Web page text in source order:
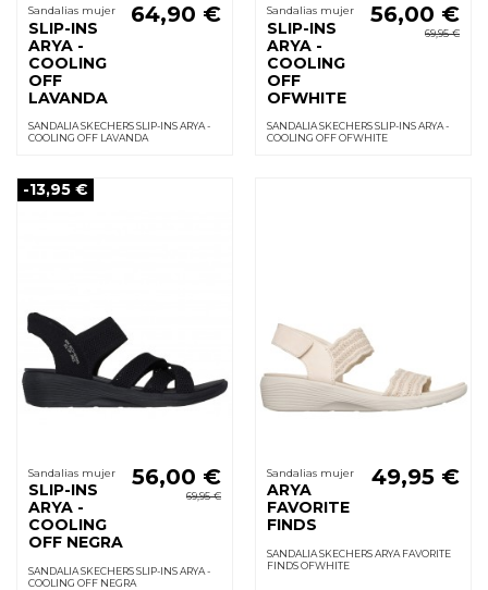
Sandalias mujer
SLIP-INS
ARYA -
COOLING
OFF
LAVANDA
64,90 €
SANDALIA SKECHERS SLIP-INS ARYA -
COOLING OFF LAVANDA
Sandalias mujer
SLIP-INS
ARYA -
COOLING
OFF
OFWHITE
56,00 €
69,95 €
SANDALIA SKECHERS SLIP-INS ARYA -
COOLING OFF OFWHITE
-13,95 €
Sandalias mujer
SLIP-INS
ARYA -
COOLING
OFF NEGRA
56,00 €
69,95 €
SANDALIA SKECHERS SLIP-INS ARYA -
COOLING OFF NEGRA
Sandalias mujer
ARYA
FAVORITE
FINDS
49,95 €
SANDALIA SKECHERS ARYA FAVORITE
FINDS OFWHITE